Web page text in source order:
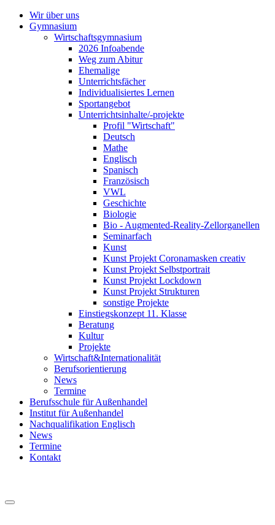
Wir über uns
Gymnasium
Wirtschaftsgymnasium
2026 Infoabende
Weg zum Abitur
Ehemalige
Unterrichtsfächer
Individualisiertes Lernen
Sportangebot
Unterrichtsinhalte/-projekte
Profil "Wirtschaft"
Deutsch
Mathe
Englisch
Spanisch
Französisch
VWL
Geschichte
Biologie
Bio - Augmented-Reality-Zellorganellen
Seminarfach
Kunst
Kunst Projekt Coronamasken creativ
Kunst Projekt Selbstportrait
Kunst Projekt Lockdown
Kunst Projekt Strukturen
sonstige Projekte
Einstiegskonzept 11. Klasse
Beratung
Kultur
Projekte
Wirtschaft&Internationalität
Berufsorientierung
News
Termine
Berufsschule für Außenhandel
Institut für Außenhandel
Nachqualifikation Englisch
News
Termine
Kontakt